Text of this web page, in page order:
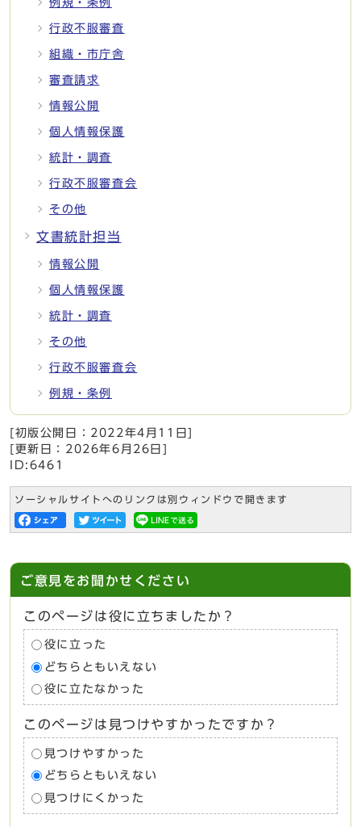
例規・条例
行政不服審査
組織・市庁舎
審査請求
情報公開
個人情報保護
統計・調査
行政不服審査会
その他
文書統計担当
情報公開
個人情報保護
統計・調査
その他
行政不服審査会
例規・条例
[初版公開日： 2022年4月11日
[更新日： 2026年6月26日
ID:6461
ソーシャルサイトへのリンクは別ウィンドウで開きます
ご意見をお聞かせください
このページは役に立ちましたか？
役に立った
どちらともいえない
役に立たなかった
このページは見つけやすかったですか？
見つけやすかった
どちらともいえない
見つけにくかった